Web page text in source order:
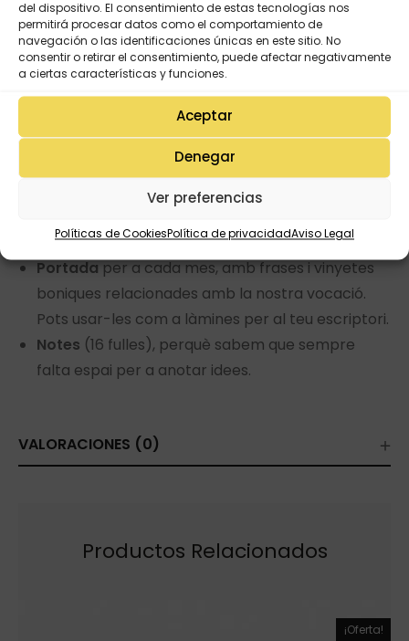
del dispositivo. El consentimiento de estas tecnologías nos
permitirá procesar datos como el comportamiento de
navegación o las identificaciones únicas en este sitio. No
consentir o retirar el consentimiento, puede afectar negativamente
a ciertas características y funciones.
Aceptar
Denegar
Ver preferencias
Políticas de CookiesPolítica de privacidadAviso Legal
2horaris.
Calendaricurs escolar 26/27
festivitats i dates assenyalades.
Plantillesper a completar: agenda de contactes
i contrasenyes per a no oblidar.
por mesos, amb organització a setmana
escolar).
Portada per a cada mes, amb frases i vinyetes
boniques relacionades amb la nostra vocació.
Pots usar-les com a làmines per al teu escriptori.
Notes (16 fulles), perquè sabem que sempre
falta espai per a anotar idees.
VALORACIONES (0)
Productos Relacionados
¡Oferta!